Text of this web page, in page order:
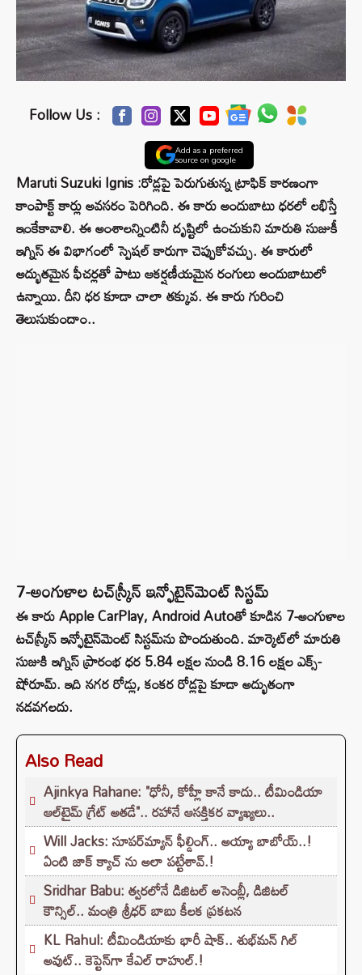
Follow Us :
Add as a preferred
source on google
Maruti Suzuki Ignis :రోడ్లపై పెరుగుతున్న ట్రాఫిక్ కారణంగా
కాంపాక్ట్ కార్లు అవసరం పెరిగింది. ఈ కారు అందుబాటు ధరలో లభిస్తే
ఇంకేకావాలి. ఈ అంశాలన్నింటినీ దృష్టిలో ఉంచుకుని మారుతి సుజుకీ
ఇగ్నిస్ ఈ విభాగంలో స్పెషల్ కారుగా చెప్పుకోవచ్చు. ఈ కారులో
అద్భుతమైన ఫీచర్లతో పాటు ఆకర్షణీయమైన రంగులు అందుబాటులో
ఉన్నాయి. దీని ధర కూడా చాలా తక్కువ. ఈ కారు గురించి
తెలుసుకుందాం..
7-అంగుళాల టచ్‌స్క్రీన్ ఇన్ఫోటైన్‌మెంట్ సిస్టమ్
ఈ కారు Apple CarPlay, Android Autoతో కూడిన 7-అంగుళాల
టచ్‌స్క్రీన్ ఇన్ఫోటైన్‌మెంట్ సిస్టమ్‌ను పొందుతుంది. మార్కెట్‌లో మారుతి
సుజుకి ఇగ్నిస్ ప్రారంభ ధర 5.84 లక్షల నుండి 8.16 లక్షల ఎక్స్-
షోరూమ్. ఇది నగర రోడ్లు, కంకర రోడ్లపై కూడా అద్భుతంగా
నడవగలదు.
Also Read
Ajinkya Rahane: "ధోనీ, కోహ్లీ కానే కాదు.. టీమిండియా
ఆల్‌టైమ్ గ్రేట్ అతడే".. రహానే ఆసక్తికర వ్యాఖ్యలు..
Will Jacks: సూపర్‌మ్యాన్ ఫీల్డింగ్.. అయ్యా బాబోయ్..!
ఏంటి జాక్ క్యాచ్ ను అలా పట్టేశావ్.!
Sridhar Babu: త్వరలోనే డిజిటల్ అసెంబ్లీ, డిజిటల్
కౌన్సిల్.. మంత్రి శ్రీధర్ బాబు కీలక ప్రకటన
KL Rahul: టీమిండియాకు భారీ షాక్.. శుభ్‌మన్ గిల్
అవుట్.. కెప్టెన్‌గా కేఎల్ రాహుల్.!